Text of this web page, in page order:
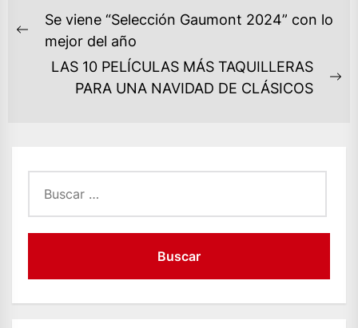
NAVEGACIÓN
DE
ENTRADAS
Previous
Se viene “Selección Gaumont 2024” con lo
mejor del año
LAS 10 PELÍCULAS MÁS TAQUILLERAS
PARA UNA NAVIDAD DE CLÁSICOS